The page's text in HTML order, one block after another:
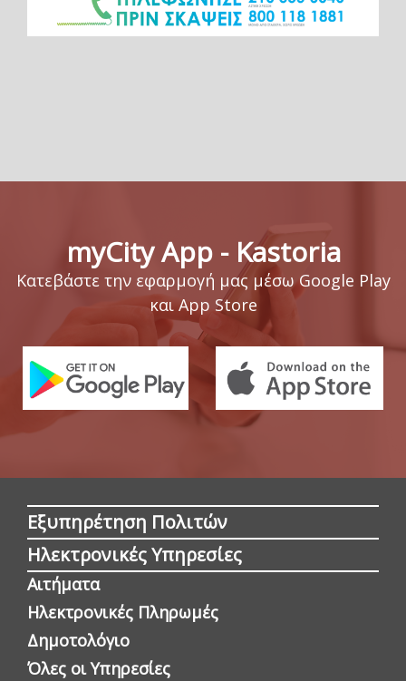
myCity App - Kastoria
Κατεβάστε την εφαρμογή μας μέσω Google Play
και App Store
Εξυπηρέτηση Πολιτών
Ηλεκτρονικές Υπηρεσίες
Αιτήματα
Ηλεκτρονικές Πληρωμές
Δημοτολόγιο
Όλες οι Yπηρεσίες